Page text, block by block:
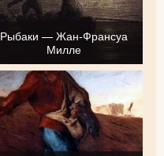
Рыбаки — Жан-Франсуа
Милле